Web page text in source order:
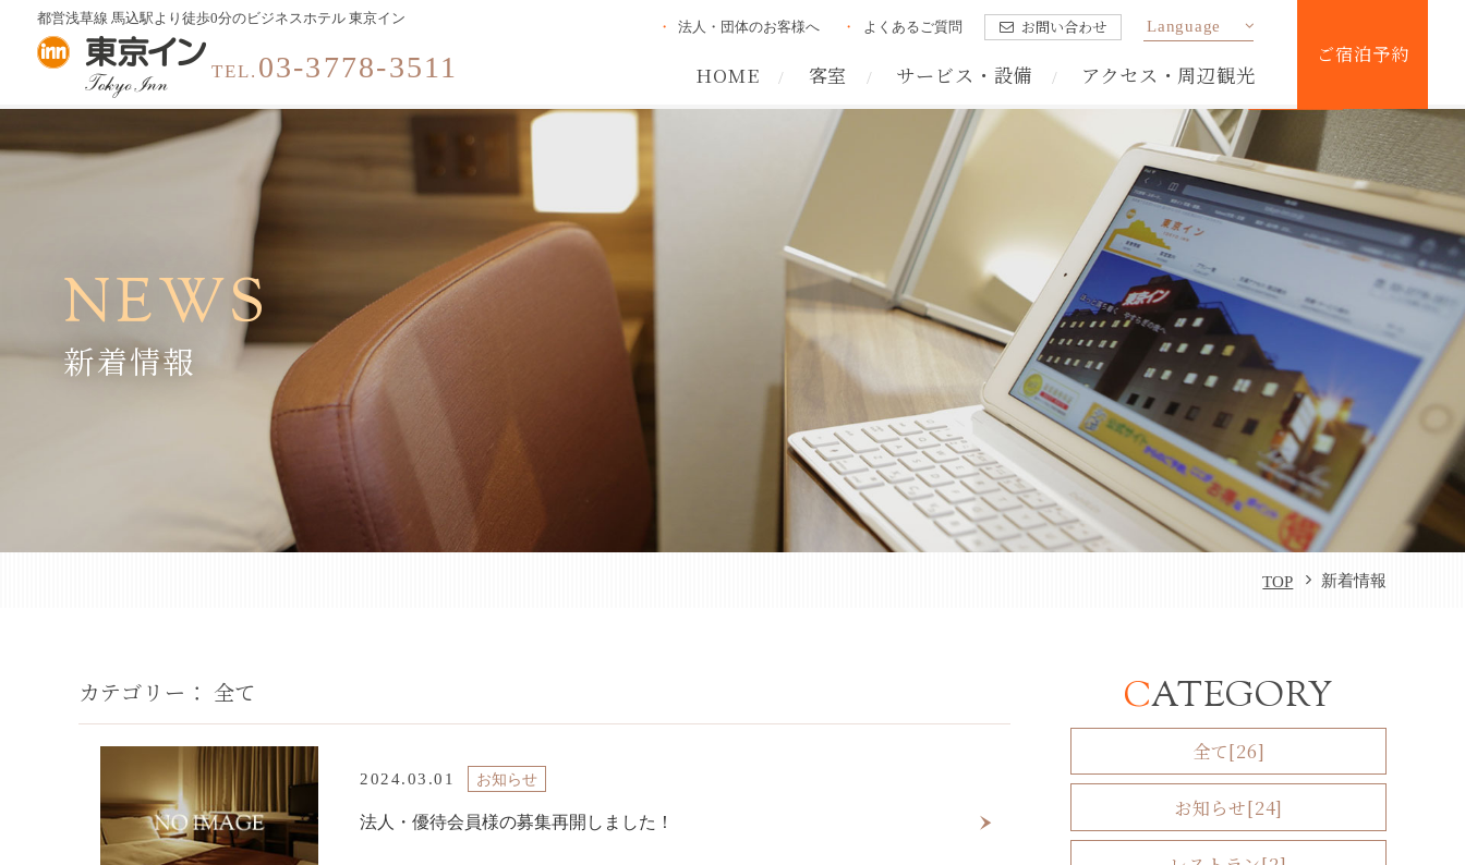
都営浅草線 馬込駅より徒歩0分のビジネスホテル 東京イン
TEL. 03-3778-3511
法人・団体のお客様へ よくあるご質問 お問い合わせ Language
HOME 客室 サービス・設備 アクセス・周辺観光
ご宿泊予約
NEWS
新着情報
TOP 新着情報
カテゴリー： 全て
2024.03.01 お知らせ
法人・優待会員様の募集再開しました！
CATEGORY
全て[26]
お知らせ[24]